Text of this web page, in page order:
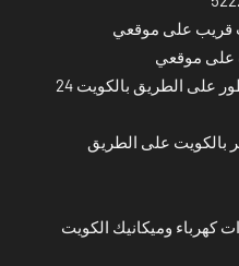
قريب على موقعي
على موقعي
بنشر تصليح سيارات متنقل متطور على الطريق بالكويت 24
بالكويت على الطريق
كهرباء وميكانيك الكويت